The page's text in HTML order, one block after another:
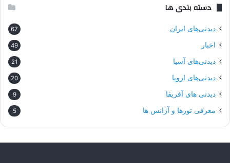
دسته بندی ها
دیدنی‌های ایران 67
اخبار 49
دیدنی‌های آسیا 21
دیدنی‌های اروپا 20
دیدنی های آفریقا 9
معرفی تورها و آژانس ها 5